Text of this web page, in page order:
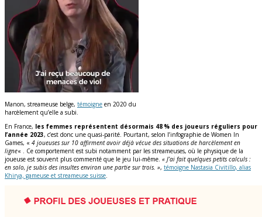
Manon, streameuse belge, témoigne en 2020 du
harcèlement qu’elle a subi.
En France, les femmes représentent désormais 48 % des joueurs réguliers pour
l’année 2023, c’est donc une quasi-parité. Pourtant, selon l’infographie de Women In
Games, « 4 joueuses sur 10 affirment avoir déjà vécue des situations de harcèlement en
ligne« . Ce comportement est subi notamment par les streameuses, où le physique de la
joueuse est souvent plus commenté que le jeu lui-même. « J’ai fait quelques petits calculs :
en solo, je subis des insultes environ une partie sur trois. », témoigne Nastasia Civitillo, alias
Khirya, gameuse et streameuse suisse.